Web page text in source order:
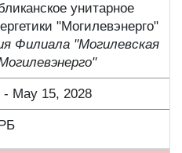
унитарное
"Могилевэнерго"
Филиала "Могилевская
- May 15, 2028